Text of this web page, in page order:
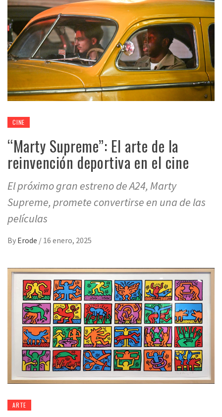
CINE
“Marty Supreme”: El arte de la
reinvención deportiva en el cine
El próximo gran estreno de A24, Marty
Supreme, promete convertirse en una de las
películas
By Erode / 16 enero, 2025
ARTE